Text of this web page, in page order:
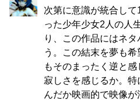
次第に意識が統合し
った少年少女2人の人
り、この作品にはネ
う。この結末を夢も
もそのまったく逆と
寂しさを感じるか。
んだか映画的で映像が